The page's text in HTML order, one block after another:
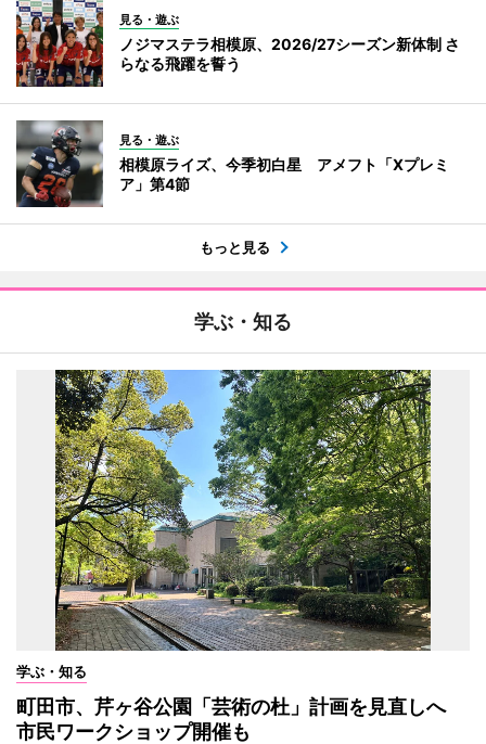
見る・遊ぶ
ノジマステラ相模原、2026/27シーズン新体制 さ
らなる飛躍を誓う
見る・遊ぶ
相模原ライズ、今季初白星 アメフト「Xプレミ
ア」第4節
もっと見る
学ぶ・知る
学ぶ・知る
町田市、芹ヶ谷公園「芸術の杜」計画を見直しへ
市民ワークショップ開催も